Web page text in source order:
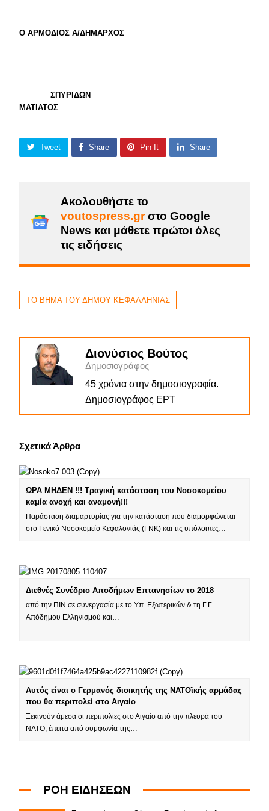
Ο ΑΡΜΟΔΙΟΣ Α/ΔΗΜΑΡΧΟΣ
ΣΠΥΡΙΔΩΝ
ΜΑΤΙΑΤΟΣ
Tweet Share Pin It Share
Ακολουθήστε το
voutospress.grστο Google
News και μάθετε πρώτοι όλες
τις ειδήσεις
ΤΟ ΒΗΜΑ ΤΟΥ ΔΗΜΟΥ ΚΕΦΑΛΛΗΝΙΑΣ
Διονύσιος Βούτος
Δημοσιογράφος
45 χρόνια στην δημοσιογραφία.
Δημοσιογράφος ΕΡΤ
Σχετικά Άρθρα
ΩΡΑ ΜΗΔΕΝ !!! Τραγική κατάσταση του Νοσοκομείου
καμία ανοχή και αναμονή!!!
Παράσταση διαμαρτυρίας για την κατάσταση που διαμορφώνεται
στο Γενικό Νοσοκομείο Κεφαλονιάς (ΓΝΚ) και τις υπόλοιπες…
Διεθνές Συνέδριο Αποδήμων Επτανησίων το 2018
από την ΠΙΝ σε συνεργασία με το Υπ. Εξωτερικών & τη Γ.Γ.
Απόδημου Ελληνισμού και…
Αυτός είναι ο Γερμανός διοικητής της ΝΑΤΟϊκής αρμάδας
που θα περιπολεί στο Αιγαίο
Ξεκινούν άμεσα οι περιπολίες στο Αιγαίο από την πλευρά του
ΝΑΤΟ, έπειτα από συμφωνία της…
ΡΟΗ ΕΙΔΗΣΕΩΝ